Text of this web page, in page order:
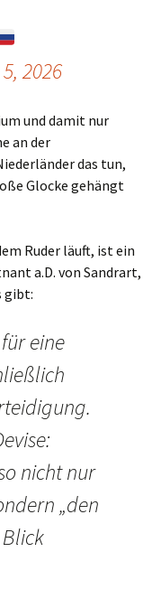
2026
und damit nur
an der
das tun,
Glocke gehängt
Ruder läuft, ist ein
a.D. von Sandrart,
gibt:
eine
nicht nur
„den